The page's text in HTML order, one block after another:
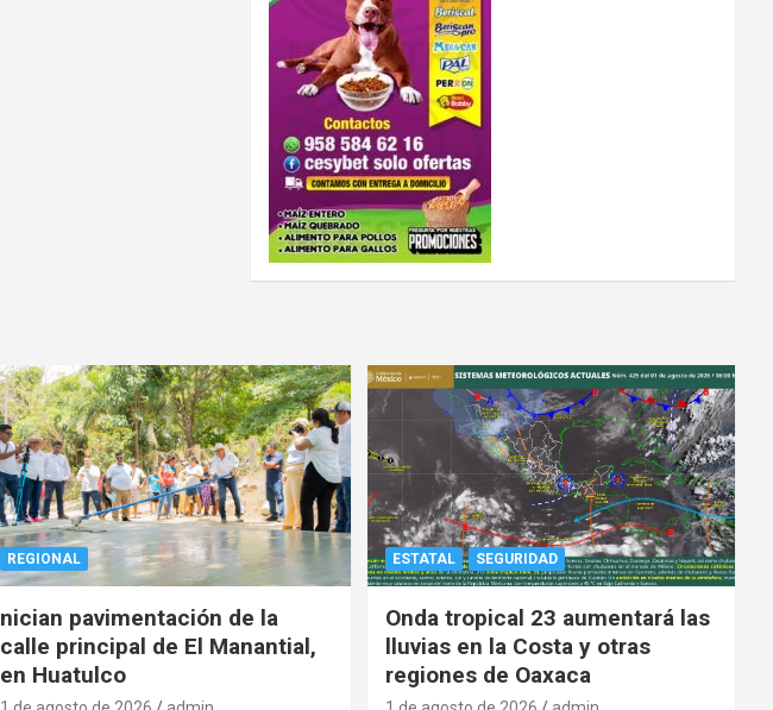
REGIONAL
nician pavimentación de la
calle principal de El Manantial,
en Huatulco
ESTATAL SEGURIDAD
Onda tropical 23 aumentará las
lluvias en la Costa y otras
regiones de Oaxaca